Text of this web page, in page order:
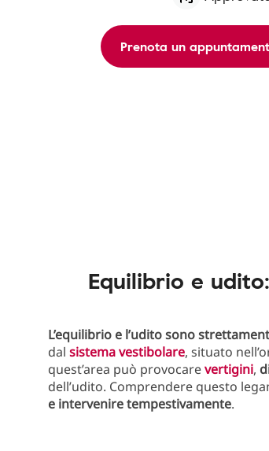
Prenota un
Equilibrio e
L’equilibrio e l’udito sono
dal sistema vestibolare, situato
quest’area può provocarevertigini,
dell’udito. Comprendere questo
e intervenire tempestivamente.